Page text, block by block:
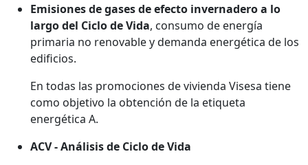
Emisiones de gases de efecto invernadero a lo
largo del Ciclo de Vida, consumo de energía
primaria no renovable y demanda energética de los
edificios.
En todas las promociones de vivienda Visesa tiene
como objetivo la obtención de la etiqueta
energética A.
ACV - Análisis de Ciclo de Vida